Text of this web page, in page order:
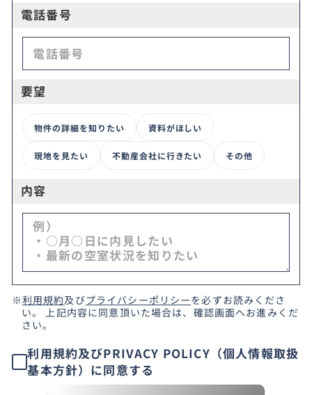
電話番号
要望
物件の詳細を知りたい 資料がほしい
現地を見たい 不動産会社に行きたい その他
内容
※利用規約及びプライバシーポリシーを必ずお読みくださ
い。 上記内容に同意頂いた場合は、確認画面へお進みくだ
さい。
利用規約及びPRIVACY POLICY（個人情報取扱
基本方針）に同意する